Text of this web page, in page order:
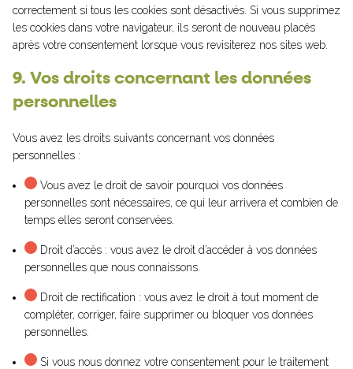
correctement si tous les cookies sont désactivés. Si vous supprimez
les cookies dans votre navigateur, ils seront de nouveau placés
après votre consentement lorsque vous revisiterez nos sites web.
9. Vos droits concernant les données
personnelles
Vous avez les droits suivants concernant vos données
personnelles :
Vous avez le droit de savoir pourquoi vos données
personnelles sont nécessaires, ce qui leur arrivera et combien de
temps elles seront conservées.
Droit d’accès : vous avez le droit d’accéder à vos données
personnelles que nous connaissons.
Droit de rectification : vous avez le droit à tout moment de
compléter, corriger, faire supprimer ou bloquer vos données
personnelles.
Si vous nous donnez votre consentement pour le traitement